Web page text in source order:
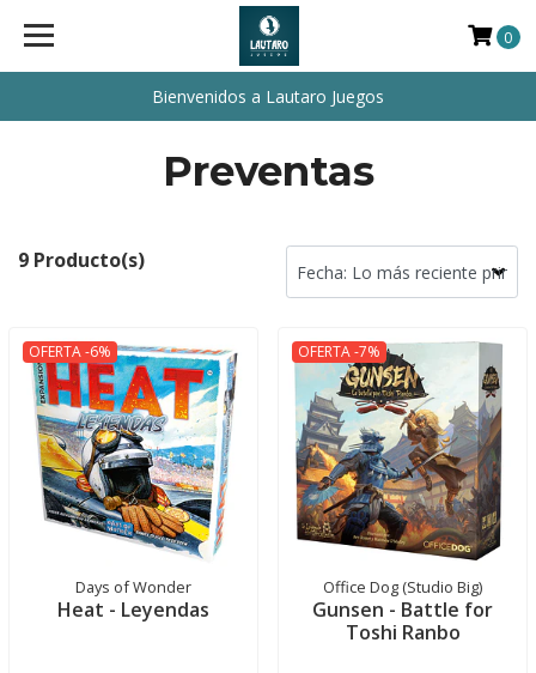
Bienvenidos a Lautaro Juegos
0
Preventas
9 Producto(s)
OFERTA -6%
Days of Wonder
Heat - Leyendas
OFERTA -7%
Office Dog (Studio Big)
Gunsen - Battle for
Toshi Ranbo